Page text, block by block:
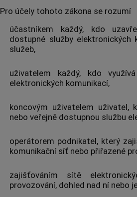
Pro účely tohoto zákona se rozumí
účastníkem každý, kdo
dostupné služby elektronických
služeb,
uživatelem každý, kdo
elektronických komunikací,
koncovým uživatelem uživatel,
nebo veřejně dostupnou službu
operátorem podnikatel, který
komunikační síť nebo přiřazené
zajišťováním sítě
provozování, dohled nad ní nebo